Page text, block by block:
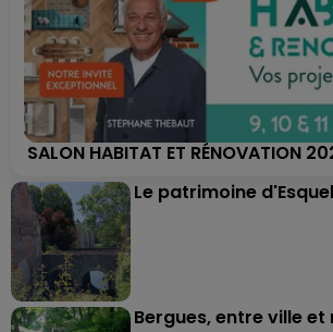
SALON HABITAT ET RÉNOVATION
Le patrimoine
Bergues, entre ville